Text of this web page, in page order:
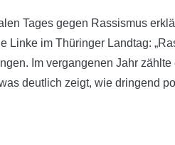
Tages gegen Rassismus
Linke im Thüringer Landtag:
Im vergangenen Jahr
deutlich zeigt, wie dringend